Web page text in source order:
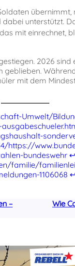
übernimmt,
unterstützt.
mit einrechnet,
2026 sind
geblieben.
mit dem
Umwelt/
https://
bundeswehr ↩︎
familie/
1106068
–
Wie